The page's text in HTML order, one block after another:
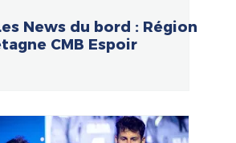
News du bord : Région
CMB Espoir